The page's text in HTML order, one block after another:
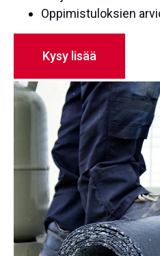
Oppimistuloksien
Kysy lisää